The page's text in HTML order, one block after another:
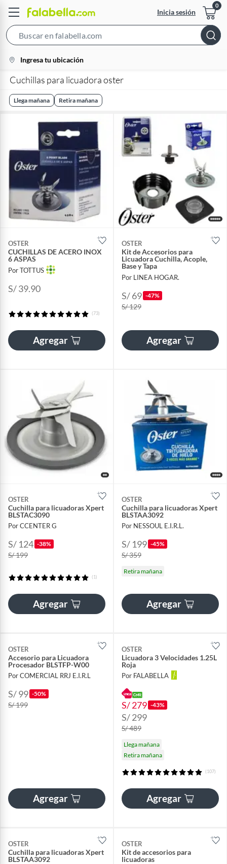
Inicia sesión
Bar
location-
icon
Ingresa tu ubicación
Cuchillas para licuadora oster
Llega mañana Retira mañana
OSTER
CUCHILLAS DE ACERO INOX
6 ASPAS
Por TOTTUS
S/ 39.90
(73)
Agregar
OSTER
Kit de Accesorios para
Licuadora Cuchilla, Acople,
Base y Tapa
Por LINEA HOGAR.
S/ 69 -47%
S/ 129
Agregar
OSTER
Cuchilla para licuadoras Xpert
BLSTAC3090
Por CCENTER G
S/ 124 -38%
S/ 199
(1)
Agregar
OSTER
Cuchilla para licuadoras Xpert
BLSTAA3092
Por NESSOUL E.I.R.L.
S/ 199 -45%
S/ 359
Retira mañana
Agregar
OSTER
Accesorio para Licuadora
Procesador BLSTFP-W00
Por COMERCIAL RRJ E.I.R.L
S/ 99 -50%
S/ 199
Agregar
OSTER
Licuadora 3 Velocidades 1.25L
Roja
Por FALABELLA
S/ 279 -43%
S/ 299
S/ 489
Llega mañana
Retira mañana
(107)
Agregar
OSTER
Cuchilla para licuadoras Xpert
BLSTAA3092
OSTER
Kit de accesorios para
licuadoras